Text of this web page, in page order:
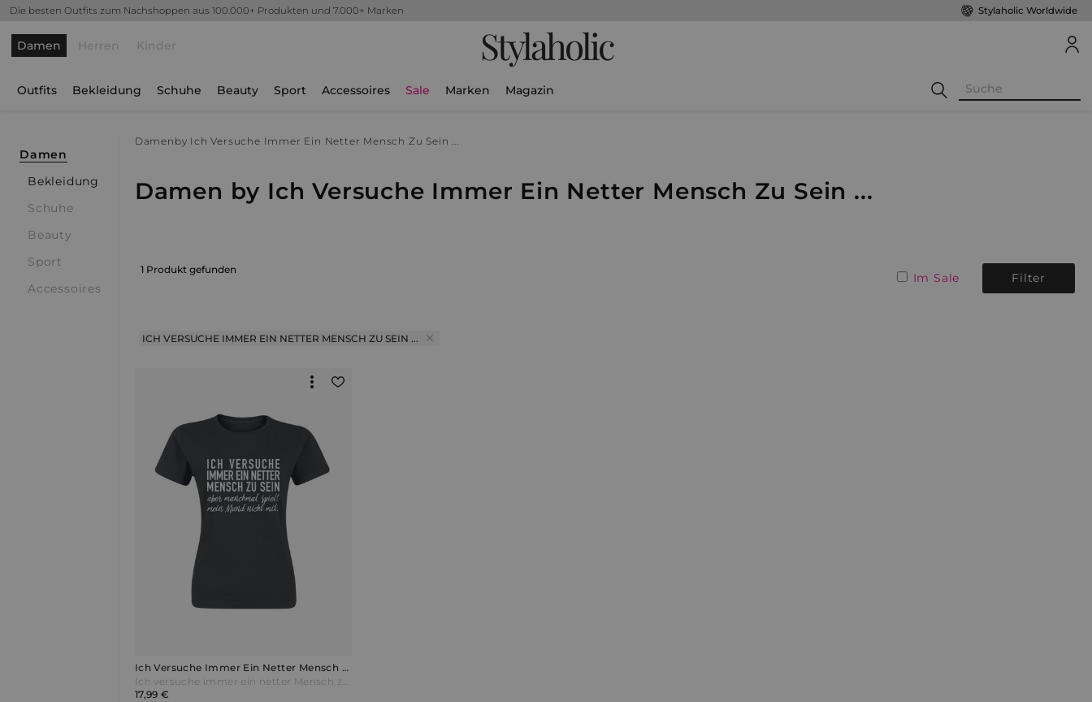
Die besten Outfits zum Nachshoppen aus 100.000+ Produkten und 7.000+ Marken Stylaholic Worldwide
Damen Herren Kinder Stylaholic
Outfits Bekleidung Schuhe Beauty Sport Accessoires Sale Marken Magazin
Damen
Bekleidung
Schuhe
Beauty
Sport
Accessoires
Damen by Ich Versuche Immer Ein Netter Mensch Zu Sein ...
Damen by Ich Versuche Immer Ein Netter Mensch Zu Sein ...
1 Produkt gefunden
Im Sale Filter
ICH VERSUCHE IMMER EIN NETTER MENSCH ZU SEIN ...
Ich Versuche Immer Ein Netter Mensch Zu Sein ...
Ich versuche immer ein netter Mensch zu sein ... - Ich versuche immer ein netter Mensch zu sein ... - T-Shirt - schwarz - EMP Exklusiv!
17,99 €